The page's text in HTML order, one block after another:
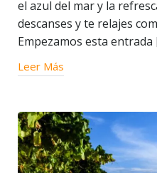
el azul del mar y la
descanses y te relajes
Empezamos esta entrada
Leer Más